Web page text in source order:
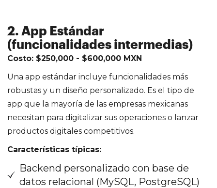
2. App Estándar
(funcionalidades intermedias)
Costo: $250,000 - $600,000 MXN
Una app estándar incluye funcionalidades más
robustas y un diseño personalizado. Es el tipo de
app que la mayoría de las empresas mexicanas
necesitan para digitalizar sus operaciones o lanzar
productos digitales competitivos.
Características típicas:
Backend personalizado con base de
datos relacional (MySQL, PostgreSQL)